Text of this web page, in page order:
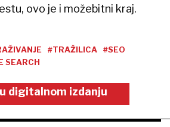
ovo je i možebitni kraj.
#TRAŽILICA
#SEO
SEARCH
digitalnom izdanju